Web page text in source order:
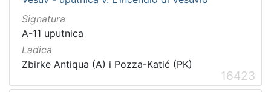
Signatura
A-11 uputnica
Ladica
Zbirke Antiqua (A) i Pozza-Katić (PK)
16423